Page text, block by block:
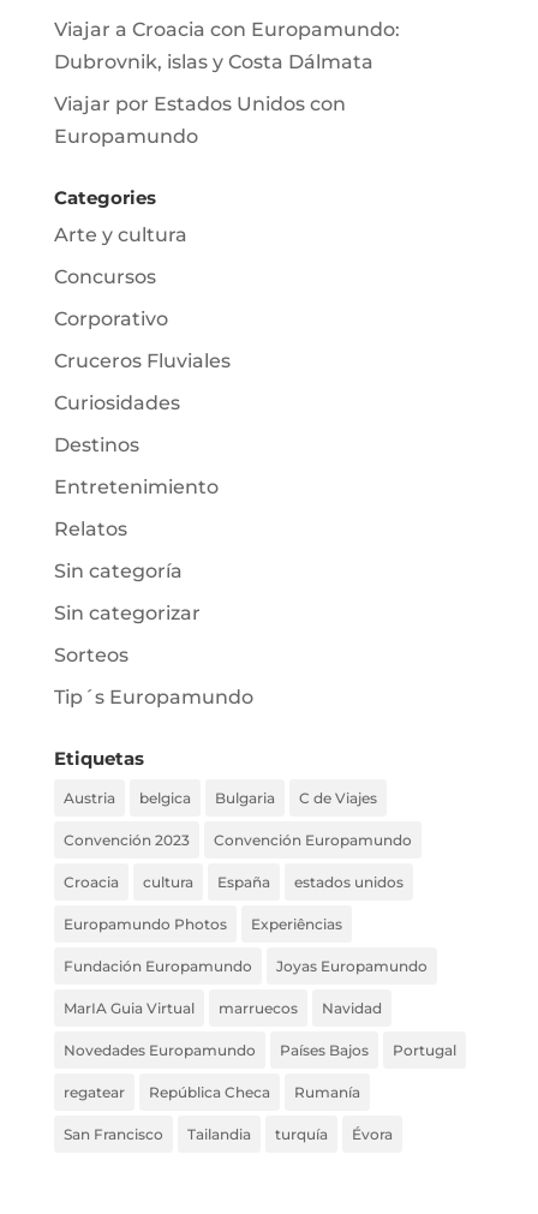
Viajar a Croacia con Europamundo:
Dubrovnik, islas y Costa Dálmata
Viajar por Estados Unidos con
Europamundo
Categories
Arte y cultura
Concursos
Corporativo
Cruceros Fluviales
Curiosidades
Destinos
Entretenimiento
Relatos
Sin categoría
Sin categorizar
Sorteos
Tip´s Europamundo
Etiquetas
Austria belgica Bulgaria C de Viajes
Convención 2023 Convención Europamundo
Croacia cultura España estados unidos
Europamundo Photos Experiências
Fundación Europamundo Joyas Europamundo
MarIA Guia Virtual marruecos Navidad
Novedades Europamundo Países Bajos Portugal
regatear República Checa Rumanía
San Francisco Tailandia turquía Évora